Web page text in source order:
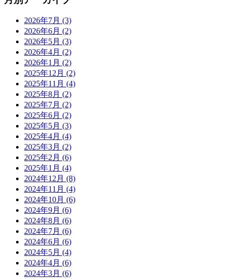
2026年7月 (3)
2026年6月 (2)
2026年5月 (3)
2026年4月 (2)
2026年1月 (2)
2025年12月 (2)
2025年11月 (4)
2025年8月 (2)
2025年7月 (2)
2025年6月 (2)
2025年5月 (3)
2025年4月 (4)
2025年3月 (2)
2025年2月 (6)
2025年1月 (4)
2024年12月 (8)
2024年11月 (4)
2024年10月 (6)
2024年9月 (6)
2024年8月 (6)
2024年7月 (6)
2024年6月 (6)
2024年5月 (4)
2024年4月 (6)
2024年3月 (6)